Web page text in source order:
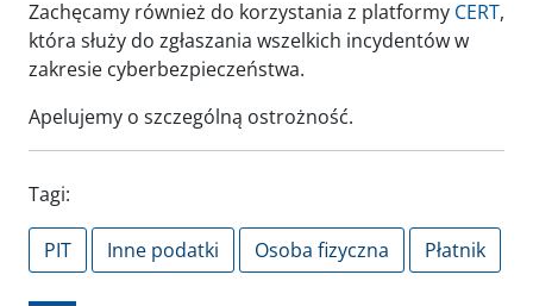
Zachęcamy również do korzystania z platformy CERT,
która służy do zgłaszania wszelkich incydentów w
zakresie cyberbezpieczeństwa.
Apelujemy o szczególną ostrożność.
Tagi:
PIT Inne podatki Osoba fizyczna Płatnik